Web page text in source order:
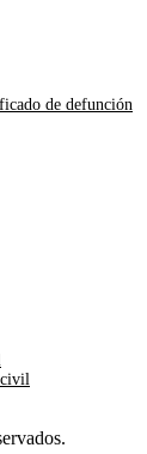
de defunción